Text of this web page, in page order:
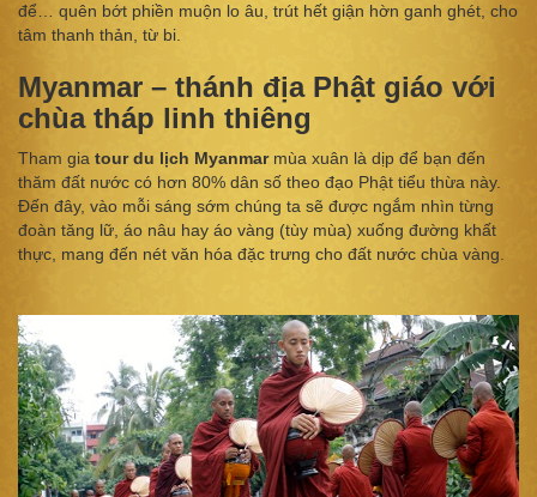
để… quên bớt phiền muộn lo âu, trút hết giận hờn ganh ghét, cho
tâm thanh thản, từ bi.
Myanmar – thánh địa Phật giáo với
chùa tháp linh thiêng
Tham gia tour du lịch Myanmarmùa xuân là dịp để bạn đến
thăm đất nước có hơn 80% dân số theo đạo Phật tiểu thừa này.
Đến đây, vào mỗi sáng sớm chúng ta sẽ được ngắm nhìn từng
đoàn tăng lữ, áo nâu hay áo vàng (tùy mùa) xuống đường khất
thực, mang đến nét văn hóa đặc trưng cho đất nước chùa vàng.